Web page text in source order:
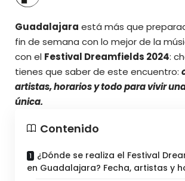
Guadalajara está más que
fin de semana con lo mejor de la
con el Festival Dreamfields 2024:
tienes que saber de este encuentro:
artistas, horarios y todo para vivir
única.
Contenido
¿Dónde se realiza el Festival
en Guadalajara? Fecha, artistas y